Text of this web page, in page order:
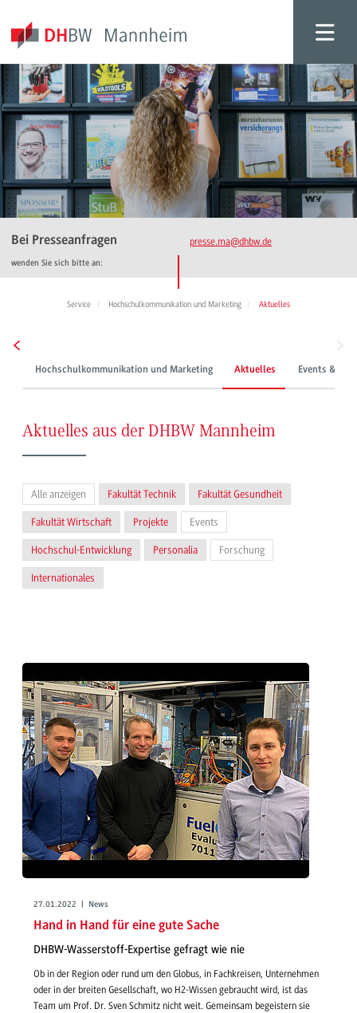
Bei Presseanfragen
wenden Sie sich bitte an:
presse.ma@dhbw.de
Service Hochschulkommunikation und Marketing Aktuelles
Hochschulkommunikation und Marketing Aktuelles Events &
Aktuelles aus der DHBW Mannheim
Alle anzeigen Fakultät Technik Fakultät Gesundheit
Fakultät Wirtschaft Projekte Events
Hochschul-Entwicklung Personalia Forschung
Internationales
27.01.2022 | News
Hand in Hand für eine gute Sache
DHBW-Wasserstoff-Expertise gefragt wie nie
Ob in der Region oder rund um den Globus, in Fachkreisen, Unternehmen
oder in der breiten Gesellschaft, wo H2-Wissen gebraucht wird, ist das
Team um Prof. Dr. Sven Schmitz nicht weit. Gemeinsam begeistern sie